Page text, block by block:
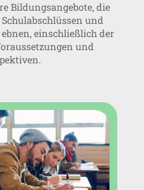
Bildungsangebote, die
und
einschließlich der
und